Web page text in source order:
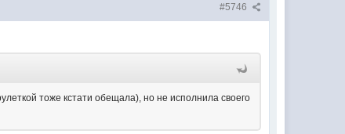
#5746
тоже кстати обещала), но не исполнила своего